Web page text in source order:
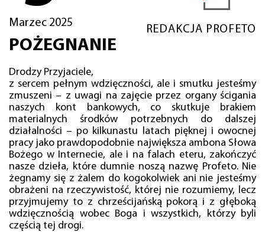
Marzec 2025
REDAKCJA PROFETO
POŻEGNANIE
Drodzy Przyjaciele,
z sercem pełnym wdzięczności, ale i smutku jesteśmy
zmuszeni – z uwagi na zajęcie przez organy ścigania
naszych kont bankowych, co skutkuje brakiem
materialnych środków potrzebnych do dalszej
działalności – po kilkunastu latach pięknej i owocnej
pracy jako prawdopodobnie największa ambona Słowa
Bożego w Internecie, ale i na falach eteru, zakończyć
nasze dzieła, które dumnie noszą nazwę Profeto. Nie
żegnamy się z żalem do kogokolwiek ani nie jesteśmy
obrażeni na rzeczywistość, której nie rozumiemy, lecz
przyjmujemy to z chrześcijańską pokorą i z głęboką
wdzięcznością wobec Boga i wszystkich, którzy byli
częścią tej drogi.